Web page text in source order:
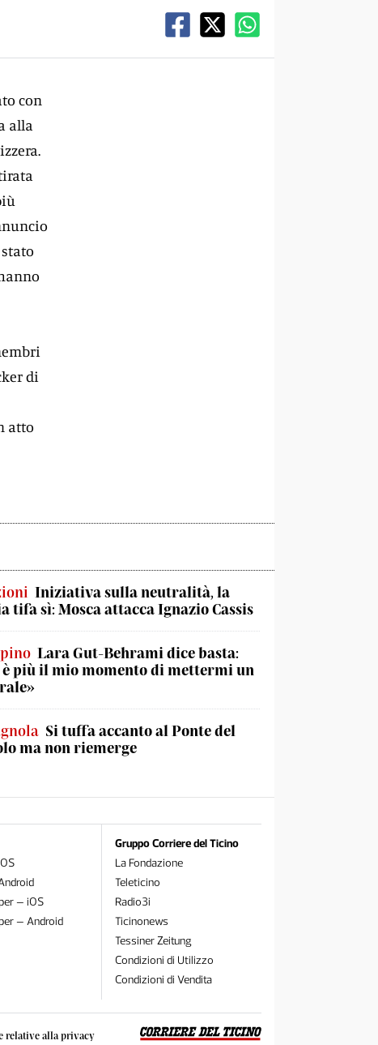
con
alla
di
atto
Iniziativa sulla neutralità, la
tifa sì: Mosca attacca Ignazio Cassis
Lara Gut-Behrami dice basta:
è più il mio momento di mettermi un
Si tuffa accanto al Ponte del
ma non riemerge
relative alla privacy
– iOS
– Android
Gruppo Corriere del Ticino
La Fondazione
Teleticino
Radio3i
Ticinonews
Tessiner Zeitung
Condizioni di Utilizzo
Condizioni di Vendita